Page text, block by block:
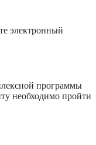
электронный
программы
необходимо пройти